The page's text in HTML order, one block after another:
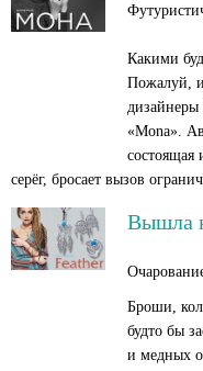
Какими
Пожалуй,
дизайнеры
«Моnа».
состоящая
серёг, бросает вызов
Вышла
Броши,
будто бы
и медных